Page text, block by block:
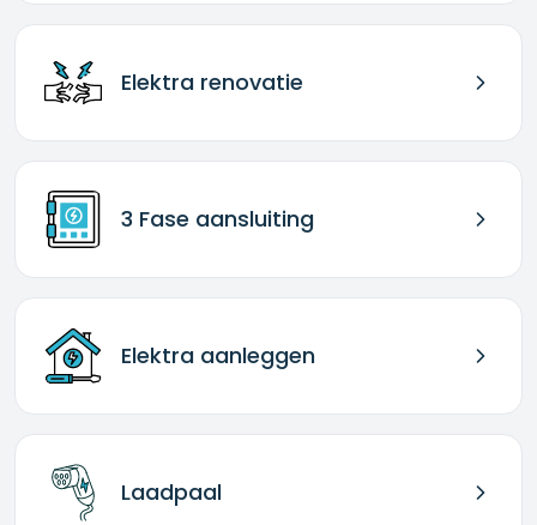
Elektra renovatie
3 Fase aansluiting
Elektra aanleggen
Laadpaal